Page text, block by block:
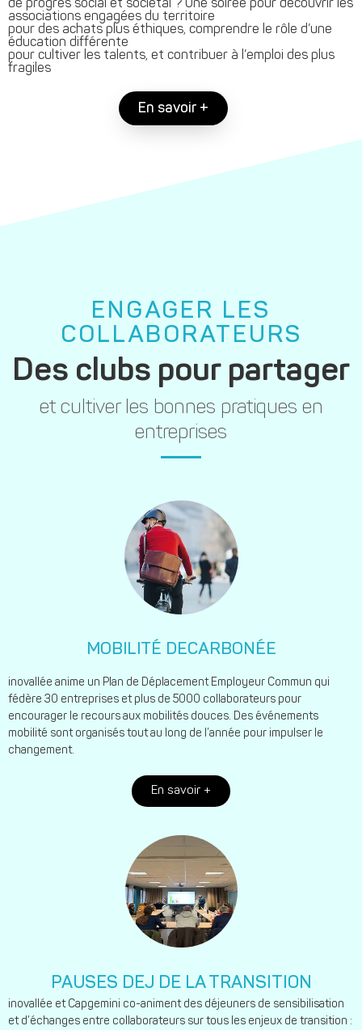
de progrès social et sociétal ? Une soirée pour découvrir les
associations engagées du territoire
pour des achats plus éthiques, comprendre le rôle d’une
éducation différente
pour cultiver les talents, et contribuer à l’emploi des plus
fragiles
En savoir +
ENGAGER LES
COLLABORATEURS
Des clubs pour partager
et cultiver les bonnes pratiques en
entreprises
MOBILITÉ DECARBONÉE
inovallée anime un Plan de Déplacement Employeur Commun qui
fédère 30 entreprises et plus de 5000 collaborateurs pour
encourager le recours aux mobilités douces. Des événements
mobilité sont organisés tout au long de l’année pour impulser le
changement.
En savoir +
PAUSES DEJ DE LA TRANSITION
inovallée et Capgemini co-animent des déjeuners de sensibilisation
et d’échanges entre collaborateurs sur tous les enjeux de transition :